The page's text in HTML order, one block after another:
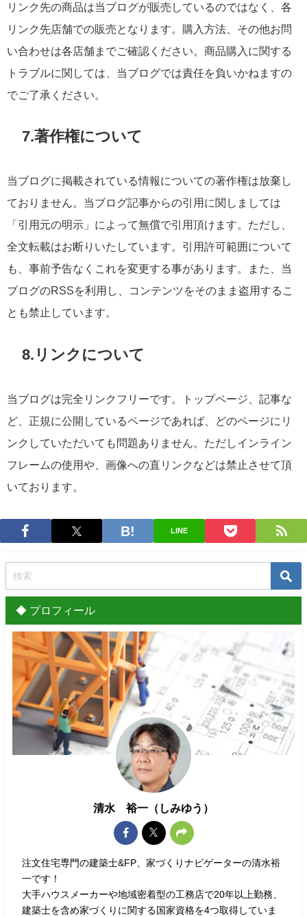
リンク先の商品は当ブログが販売しているのではなく、各
リンク先店舗での販売となります。購入方法、その他お問
い合わせは各店舗までご確認ください。商品購入に関する
トラブルに関しては、当ブログでは責任を負いかねますの
でご了承ください。
7.著作権について
当ブログに掲載されている情報についての著作権は放棄し
ておりません。当ブログ記事からの引用に関しましては
「引用元の明示」によって無償で引用頂けます。ただし、
全文転載はお断りいたしています。引用許可範囲について
も、事前予告なくこれを変更する事があります。また、当
ブログのRSSを利用し、コンテンツをそのまま盗用するこ
とも禁止しています。
8.リンクについて
当ブログは完全リンクフリーです。トップページ、記事な
ど、正規に公開しているページであれば、どのページにリ
ンクしていただいても問題ありません。ただしインライン
フレームの使用や、画像への直リンクなどは禁止させて頂
いております。
LINE
◆ プロフィール
清水 裕一（しみゆう）
注文住宅専門の建築士&FP、家づくりナビゲーターの清水裕
一です！
大手ハウスメーカーや地域密着型の工務店で20年以上勤務、
建築士を含め家づくりに関する国家資格を4つ取得していま